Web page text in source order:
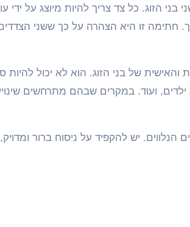
הזוג. כל צד צריך להיות מיוצג על ידי
זו היא הצהרה על כך ששני
של בני הזוג. הוא לא יכול להיות
ועוד. במקרים שבהם מתרחשים
יש להקפיד על ניסוח ברור ומדויק,